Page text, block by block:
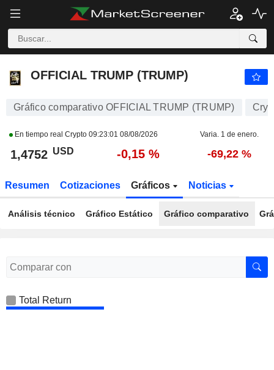
OFFICIAL TRUMP (TRUMP)
OFFICIAL TRUMP (TRUMP)
Gráfico comparativo OFFICIAL TRUMP (TRUMP)
En tiempo real Crypto 09:23:01 08/08/2026 Varia. 1 de enero.
1,4752 USD -0,15 % -69,22 %
Resumen Cotizaciones Gráficos Noticias
Análisis técnico Gráfico Estático Gráfico comparativo
Total Return